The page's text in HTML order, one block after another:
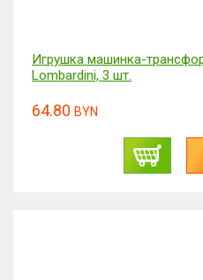
Игрушка машинка-
Lombardini, 3 шт.
64.80 BYN